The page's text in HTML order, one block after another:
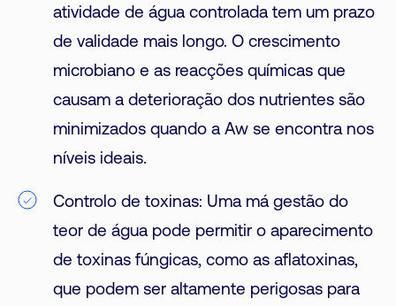
atividade de água controlada tem um prazo
de validade mais longo. O crescimento
microbiano e as reacções químicas que
causam a deterioração dos nutrientes são
minimizados quando a Aw se encontra nos
níveis ideais.
Controlo de toxinas: Uma má gestão do
teor de água pode permitir o aparecimento
de toxinas fúngicas, como as aflatoxinas,
que podem ser altamente perigosas para